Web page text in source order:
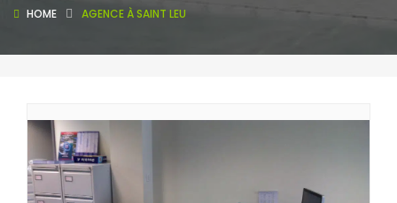
HOME AGENCE À SAINT LEU